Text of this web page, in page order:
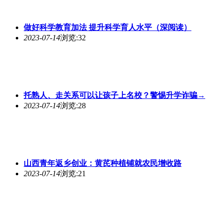
做好科学教育加法 提升科学育人水平（深阅读）
2023-07-14浏览:32
托熟人、走关系可以让孩子上名校？警惕升学诈骗→
2023-07-14浏览:28
山西青年返乡创业：黄芪种植铺就农民增收路
2023-07-14浏览:21